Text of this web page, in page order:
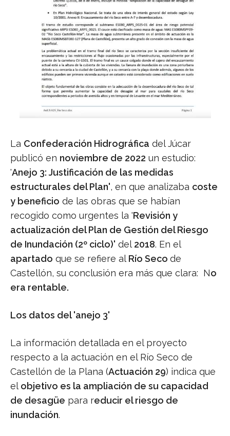
La Confederación Hidrográfica del Júcar
publicó en noviembre de 2022 un estudio:
'Anejo 3: Justificación de las medidas
estructurales del Plan', en que analizaba coste
y beneficio de las obras que se habían
recogido como urgentes la 'Revisión y
actualización del Plan de Gestión del Riesgo
de Inundación (2º ciclo)' del2018. En el
apartado que se refiere alRío Seco de
Castellón, su conclusión era más que clara: No
era rentable.
Los datos del 'anejo 3'
La información detallada en el proyecto
respecto a la actuación en el Río Seco de
Castellón de la Plana (Actuación 29) indica que
elobjetivo es la ampliación de su capacidad
de desagüe para reducir el riesgo de
inundación.